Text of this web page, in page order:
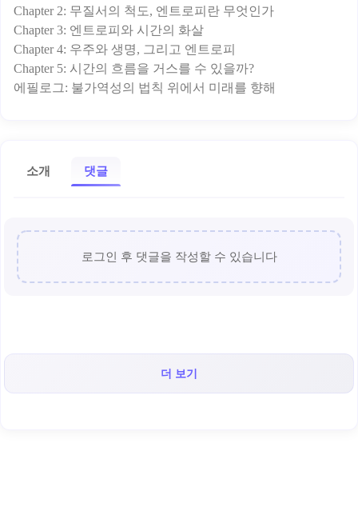
Chapter 2: 무질서의 척도, 엔트로피란 무엇인가
Chapter 3: 엔트로피와 시간의 화살
Chapter 4: 우주와 생명, 그리고 엔트로피
Chapter 5: 시간의 흐름을 거스를 수 있을까?
소개 댓글
로그인 후 댓글을 작성할 수 있습니다
더 보기